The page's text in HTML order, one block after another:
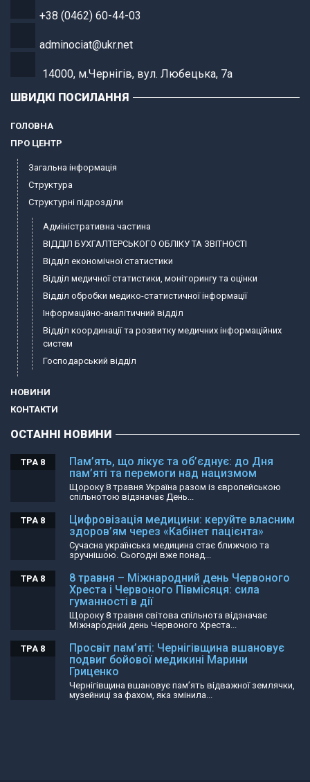
+38 (0462) 60-44-03
adminociat@ukr.net
14000, м.Чернігів, вул. Любецька, 7а
ШВИДКІ ПОСИЛАННЯ
ГОЛОВНА
ПРО ЦЕНТР
Загальна інформація
Структура
Структурні підрозділи
Адміністративна частина
ВІДДІЛ БУХГАЛТЕРСЬКОГО ОБЛІКУ ТА ЗВІТНОСТІ
Відділ економічної статистики
Відділ медичної статистики, моніторингу та оцінки
Відділ обробки медико-статистичної інформації
Інформаційно-аналітичний відділ
Відділ координації та розвитку медичних інформаційних
систем
Господарський відділ
НОВИНИ
КОНТАКТИ
ОСТАННІ НОВИНИ
Пам’ять, що лікує та об’єднує: до Дня
пам’яті та перемоги над нацизмом
ТРА 8
Щороку 8 травня Україна разом із європейською
спільнотою відзначає День...
Цифровізація медицини: керуйте власним
здоров’ям через «Кабінет пацієнта»
ТРА 8
Сучасна українська медицина стає ближчою та
зручнішою. Сьогодні вже понад...
8 травня – Міжнародний день Червоного
Хреста і Червоного Півмісяця: сила
гуманності в дії
ТРА 8
Щороку 8 травня світова спільнота відзначає
Міжнародний день Червоного Хреста...
Просвіт пам’яті: Чернігівщина вшановує
подвиг бойової медикині Марини
Гриценко
ТРА 8
Чернігівщина вшановує пам’ять відважної землячки,
музейниці за фахом, яка змінила...